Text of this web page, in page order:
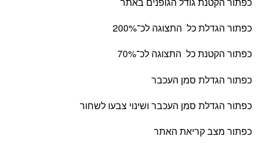
כפתור הגדלת כל התצוגה לכ־200%
כפתור הקטנת כל התצוגה לכ־70%
כפתור הגדלת סמן העכבר
כפתור הגדלת סמן העכבר ושינוי צבעו לשחור
כפתור מצב קריאת האתר